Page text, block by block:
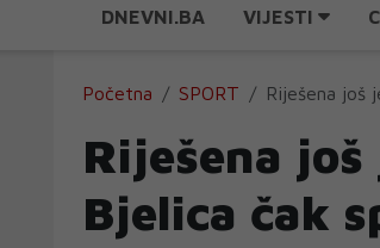
DNEVNI.BA VIJESTI
Početna SPORT Riješena još
Riješena
Bjelica čak